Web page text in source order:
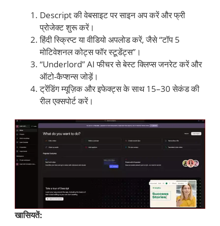
Descript की वेबसाइट पर साइन अप करें और फ्री
प्रोजेक्ट शुरू करें।
हिंदी स्क्रिप्ट या वीडियो अपलोड करें, जैसे “टॉप 5
मोटिवेशनल कोट्स फॉर स्टूडेंट्स”।
“Underlord” AI फीचर से बेस्ट क्लिप्स जनरेट करें और
ऑटो-कैप्शन्स जोड़ें।
ट्रेंडिंग म्यूज़िक और इफेक्ट्स के साथ 15–30 सेकंड की
रील एक्सपोर्ट करें।
खासियतें: